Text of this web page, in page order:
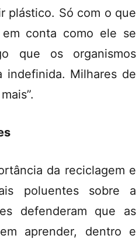
plástico. Só com o que
conta como ele se
que os organismos
indefinida. Milhares de
da reciclagem e
poluentes sobre a
defenderam que as
aprender, dentro e